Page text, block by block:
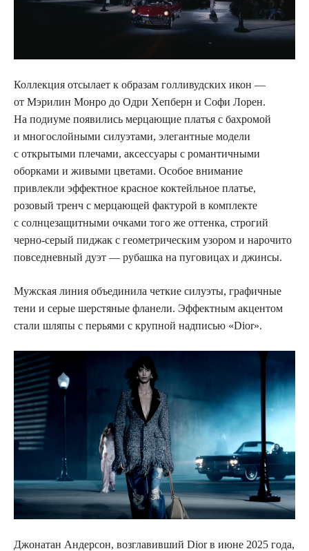
Коллекция отсылает к образам голливудских икон —
от Мэрилин Монро до Одри Хепберн и Софи Лорен.
На подиуме появились мерцающие платья с бахромой
и многослойными силуэтами, элегантные модели
с открытыми плечами, аксессуары с романтичными
оборками и живыми цветами. Особое внимание
привлекли эффектное красное коктейльное платье,
розовый тренч с мерцающей фактурой в комплекте
с солнцезащитными очками того же оттенка, строгий
черно‑серый пиджак с геометрическим узором и нарочито
повседневный дуэт — рубашка на пуговицах и джинсы.
Мужская линия объединила четкие силуэты, графичные
тени и серые шерстяные фланели. Эффектным акцентом
стали шляпы с перьями с крупной надписью «Dior».
Джонатан Андерсон, возглавивший Dior в июне 2025 года,